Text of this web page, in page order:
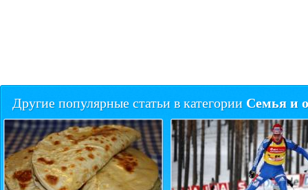
Другие популярные статьи в категории Семья и